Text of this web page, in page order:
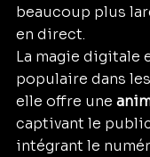
beaucoup plus
en direct.
La magie digitale
populaire dans les
elle offre une
captivant le
intégrant le